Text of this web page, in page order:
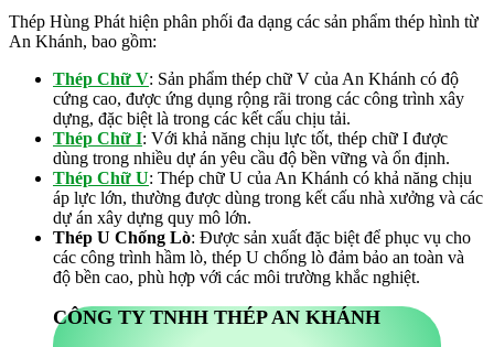
Thép Hùng Phát hiện phân phối đa dạng các sản phẩm thép hình từ
An Khánh, bao gồm:
Thép Chữ V: Sản phẩm thép chữ V của An Khánh có độ
cứng cao, được ứng dụng rộng rãi trong các công trình xây
dựng, đặc biệt là trong các kết cấu chịu tải.
Thép Chữ I: Với khả năng chịu lực tốt, thép chữ I được
dùng trong nhiều dự án yêu cầu độ bền vững và ổn định.
Thép Chữ U: Thép chữ U của An Khánh có khả năng chịu
áp lực lớn, thường được dùng trong kết cấu nhà xưởng và các
dự án xây dựng quy mô lớn.
Thép U Chống Lò: Được sản xuất đặc biệt để phục vụ cho
các công trình hầm lò, thép U chống lò đảm bảo an toàn và
độ bền cao, phù hợp với các môi trường khắc nghiệt.
CÔNG TY TNHH THÉP AN KHÁNH